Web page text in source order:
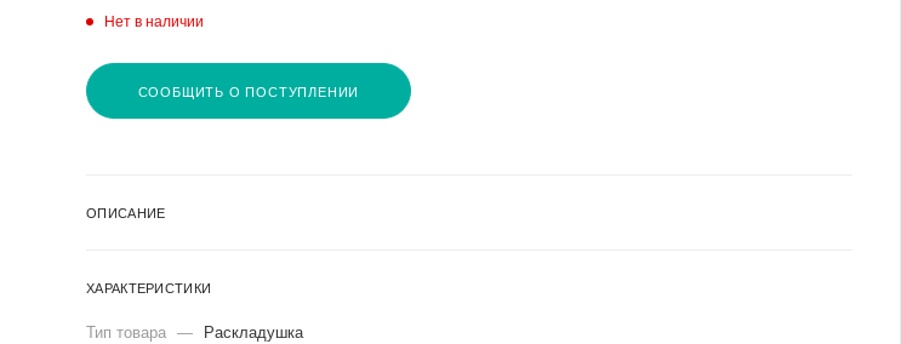
Нет в наличии
СООБЩИТЬ О ПОСТУПЛЕНИИ
ОПИСАНИЕ
ХАРАКТЕРИСТИКИ
Тип товара — Раскладушка